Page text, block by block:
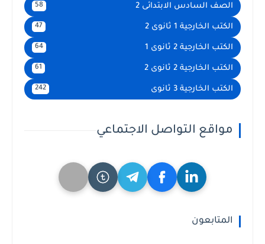
الصف السادس الابتدائى 2 58
الكتب الخارجية 1 ثانوى 2 47
الكتب الخارجية 2 ثانوى 1 64
الكتب الخارجية 2 ثانوى 2 61
الكتب الخارجية 3 ثانوى 242
مواقع التواصل الاجتماعي
المتابعون